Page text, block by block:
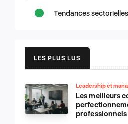
Tendances sectorielles
LES PLUS LUS
Leadership et
Les meilleurs
professionnels